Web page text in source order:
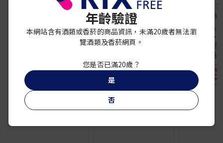
梅乃宿 細果粒柚子酒
¥ 2,650
梅乃宿
梅乃宿 細果粒梅酒
¥ 2,650
久
久保田 1・
米大吟
¥
免稅專
熱門
年齡驗證
本網站含有酒類或香菸的商品資訊，未滿20歲者無法瀏
覽酒類及香菸網頁。
您是否已滿20歲？
是
否